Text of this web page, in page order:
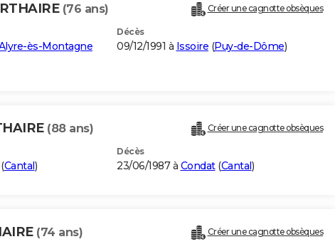
(76 ans) Créer une cagnotte obsèques
ès-Montagne
Décès
09/12/1991 à Issoire (Puy-de-Dôme)
(88 ans) Créer une cagnotte obsèques
(Cantal)
Décès
23/06/1987 à Condat(Cantal)
(74 ans) Créer une cagnotte obsèques